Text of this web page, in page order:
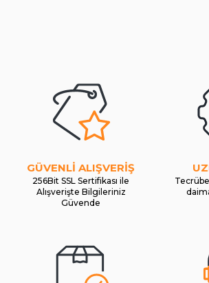
GÜVENLİ ALIŞVERİŞ
256Bit SSL Sertifikası ile
Alışverişte Bilgileriniz
Güvende